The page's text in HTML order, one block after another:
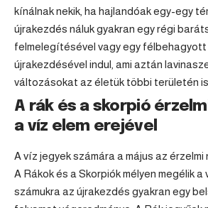
kínálnak nekik, ha hajlandóak egy-egy
újrakezdés náluk gyakran egy régi
felmelegítésével vagy egy félbehagyott
újrakezdésével indul, ami aztán
változásokat az életük többi területén is.
A rák és a skorpió
a víz elem erejével
A víz jegyekszámára a május az
A Rákok és a Skorpiók mélyen megélik
számukra az újrakezdés gyakran egy